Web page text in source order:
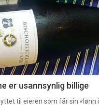
er usannsynlig billige
til eieren som får sin «lønn i